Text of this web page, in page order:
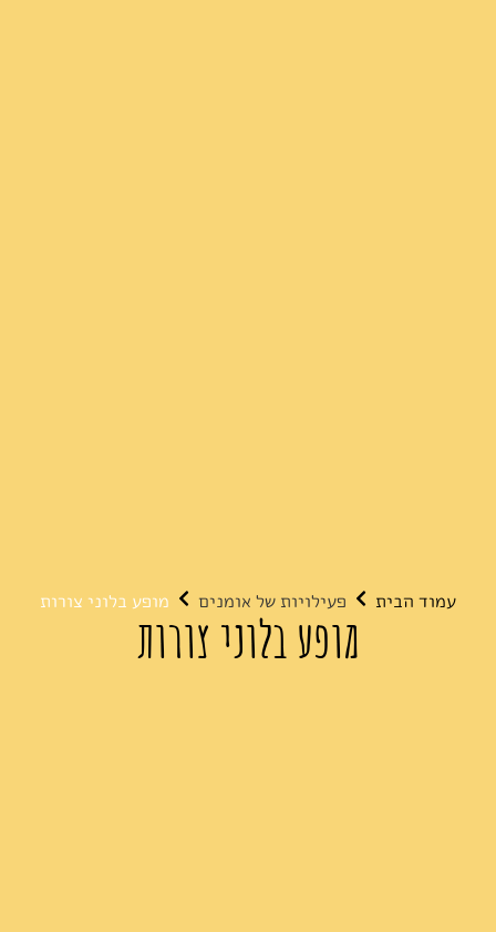
עמוד הבית פעילויות של אומנים מופע בלוני צורות
מופע בלוני צורות